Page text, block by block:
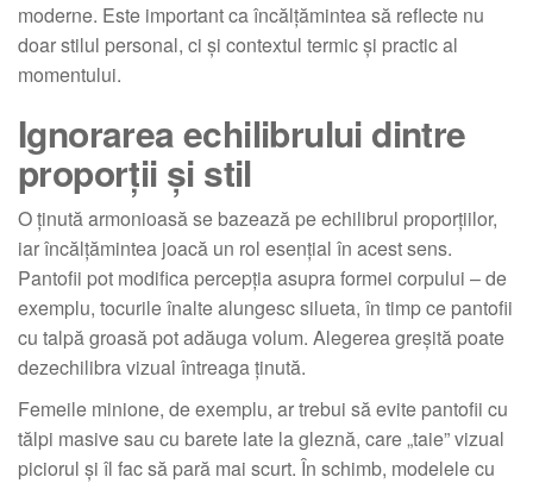
moderne. Este important ca încălțămintea să reflecte nu
doar stilul personal, ci și contextul termic și practic al
momentului.
Ignorarea echilibrului dintre
proporții și stil
O ținută armonioasă se bazează pe echilibrul proporțiilor,
iar încălțămintea joacă un rol esențial în acest sens.
Pantofii pot modifica percepția asupra formei corpului – de
exemplu, tocurile înalte alungesc silueta, în timp ce pantofii
cu talpă groasă pot adăuga volum. Alegerea greșită poate
dezechilibra vizual întreaga ținută.
Femeile minione, de exemplu, ar trebui să evite pantofii cu
tălpi masive sau cu barete late la gleznă, care „taie” vizual
piciorul și îl fac să pară mai scurt. În schimb, modelele cu